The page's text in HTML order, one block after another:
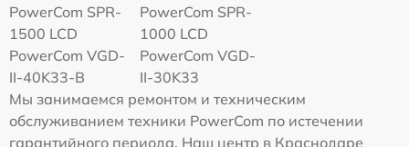
PowerCom SPR-
1500 LCD
PowerCom SPR-
1000 LCD
PowerCom VGD-
II-40K33-B
PowerCom VGD-
II-30K33
Мы занимаемся ремонтом и техническим
обслуживанием техники PowerCom по истечении
гарантийного периода. Наш центр в Краснодаре